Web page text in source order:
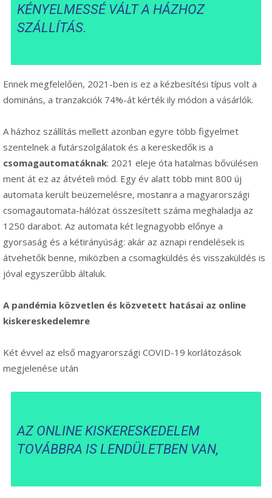
KÉNYELMESSÉ VÁLT A HÁZHOZ
SZÁLLÍTÁS.
Ennek megfelelően, 2021-ben is ez a kézbesítési típus volt a
domináns, a tranzakciók 74%-át kérték ily módon a vásárlók.
A házhoz szállítás mellett azonban egyre több figyelmet
szentelnek a futárszolgálatok és a kereskedők is a
csomagautomatáknak: 2021 eleje óta hatalmas bővülésen
ment át ez az átvételi mód. Egy év alatt több mint 800 új
automata került beüzemelésre, mostanra a magyarországi
csomagautomata-hálózat összesített száma meghaladja az
1250 darabot. Az automata két legnagyobb előnye a
gyorsaság és a kétirányúság: akár az aznapi rendelések is
átvehetők benne, miközben a csomagküldés és visszaküldés is
jóval egyszerűbb általuk.
A pandémia közvetlen és közvetett hatásai az online
kiskereskedelemre
Két évvel az első magyarországi COVID-19 korlátozások
megjelenése után
AZ ONLINE KISKERESKEDELEM
TOVÁBBRA IS LENDÜLETBEN VAN,